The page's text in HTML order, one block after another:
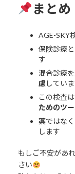
まとめ
AGE-SKY
保険診療
す
混合診療を
慮 してい
この検査
ためのツ
薬ではなく
します
もしご不安があ
さい